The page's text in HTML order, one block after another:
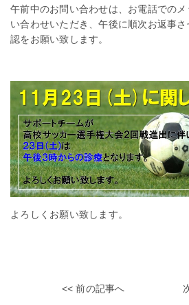
午前中のお問い合わせは、お電話での
い合わせいただき、午後に順次お返事
認をお願い致します。
よろしくお願い致します。
<< 前の記事へ